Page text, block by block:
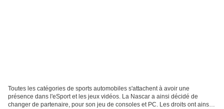
Toutes les catégories de sports automobiles s'attachent à avoir une
présence dans l'eSport et les jeux vidéos. La Nascar a ainsi décidé de
changer de partenaire, pour son jeu de consoles et PC. Les droits ont ainsi